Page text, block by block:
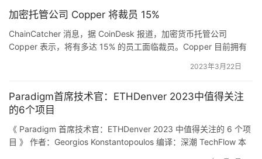
加密托管公司 Copper 将裁员 15%
ChainCatcher 消息，据 CoinDesk 报道，加密货币托管公司
Copper 表示，将有多达 15% 的员工面临裁员。Copper 目前拥有
确切数字。（来源链接） 文章来源于互联网:加密托管公司 Copper
2023年3月22日
Paradigm首席技术官：ETHDenver 2023中值得关注
的6个项目
《 Paradigm 首席技术官：ETHDenver 2023 中值得关注的 6 个项
目 》 作者：Georgios Konstantopoulos 编译：深潮 TechFlow 本